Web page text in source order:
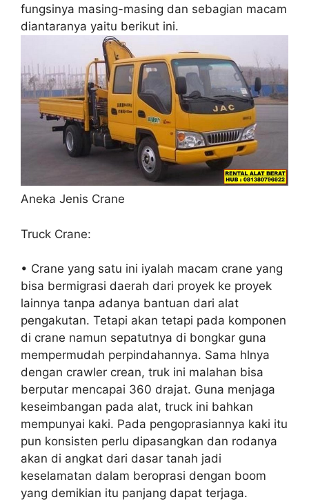
fungsinya masing-masing dan sebagian macam
diantaranya yaitu berikut ini.
Aneka Jenis Crane
Truck Crane:
• Crane yang satu ini iyalah macam crane yang
bisa bermigrasi daerah dari proyek ke proyek
lainnya tanpa adanya bantuan dari alat
pengakutan. Tetapi akan tetapi pada komponen
di crane namun sepatutnya di bongkar guna
mempermudah perpindahannya. Sama hlnya
dengan crawler crean, truk ini malahan bisa
berputar mencapai 360 drajat. Guna menjaga
keseimbangan pada alat, truck ini bahkan
mempunyai kaki. Pada pengoprasiannya kaki itu
pun konsisten perlu dipasangkan dan rodanya
akan di angkat dari dasar tanah jadi
keselamatan dalam beroprasi dengan boom
yang demikian itu panjang dapat terjaga.